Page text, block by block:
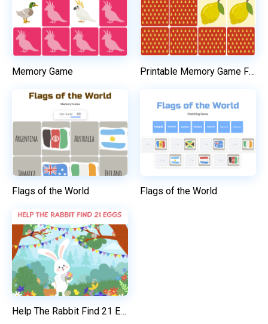
Memory Game Printable Memory Game For Preschool Children
Flags of the World Flags of the World
Help The Rabbit Find 21 Eggs